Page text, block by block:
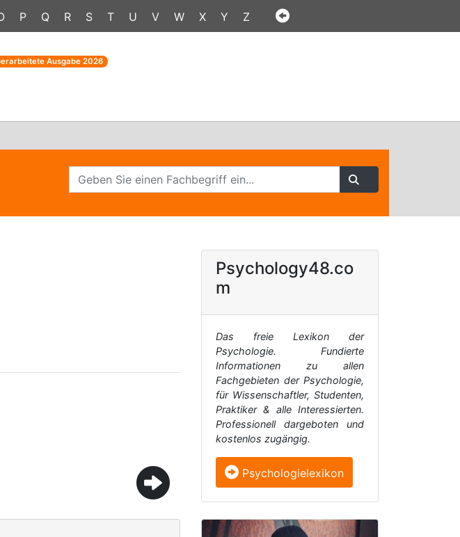
P Q R S T U V W X Y Z
Ausgabe 2026
Psychology48.co
m
Das freie Lexikon der
Psychologie. Fundierte
Informationen zu allen
Fachgebieten der Psychologie,
für Wissenschaftler, Studenten,
Praktiker & alle Interessierten.
Professionell dargeboten und
kostenlos zugängig.
Psychologielexikon